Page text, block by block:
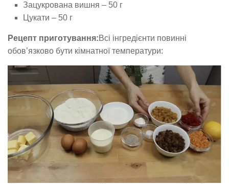
Зацукрована вишня – 50 г
Цукати – 50 г
Рецепт приготування:Всі інгредієнти повинні
обов’язково бути кімнатної температури: